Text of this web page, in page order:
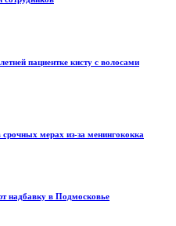
пациентке кисту с волосами
мерах из-за менингококка
надбавку в Подмосковье